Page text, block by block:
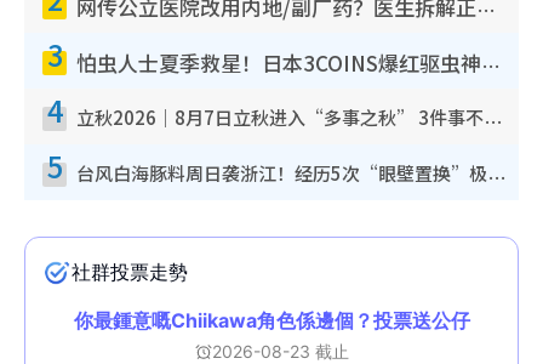
网传公立医院改用内地/副厂药？医生拆解正副厂分别，揭4类人换药随时出事
3 怕虫人士夏季救星！日本3COINS爆红驱虫神器$45起 1招“全程免触碰”轻松搞定小强
4 立秋2026｜8月7日立秋进入“多事之秋” 3件事不可做！专家教6招开运 清杂物／钱包纳气接好运
5 台风白海豚料周日袭浙江！经历5次“眼壁置换”极罕见 成登陆内地最长途台风